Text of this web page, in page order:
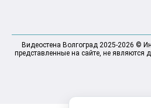
Видеостена Волгоград 2025-2026 ©
представленные на сайте, не являются